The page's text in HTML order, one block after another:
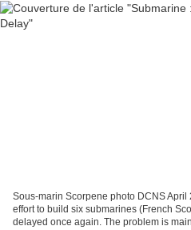
Sous-marin Scorpene photo DCNS April 22, 2013: Strategy Page India's
effort to build six submarines (French
delayed once again. The problem is